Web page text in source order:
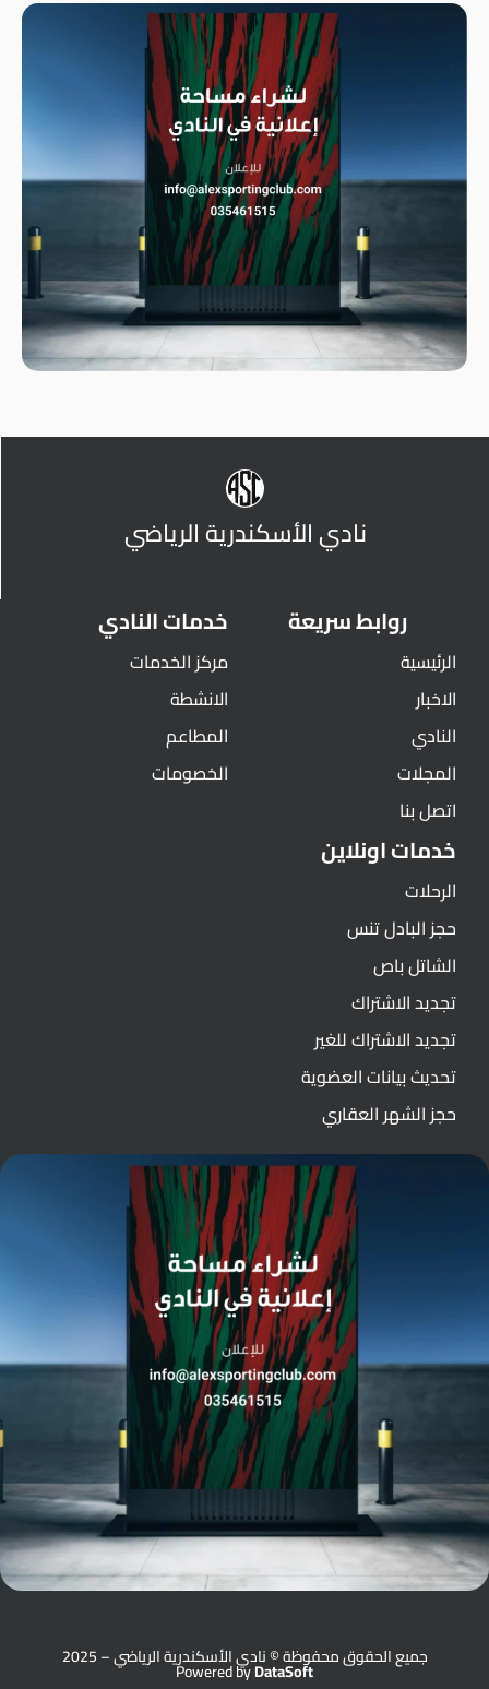
نادي الأسكندرية الرياضي
روابط سريعة
الرئيسية
الاخبار
النادي
المجلات
اتصل بنا
خدمات النادي
مركز الخدمات
الانشطة
المطاعم
الخصومات
خدمات اونلاين
الرحلات
حجز البادل تنس
الشاتل باص
تجديد الاشتراك
تجديد الاشتراك للغير
تحديث بيانات العضوية
حجز الشهر العقاري
جميع الحقوق محفوظة © نادي الأسكندرية الرياضي – 2025
Powered byDataSoft